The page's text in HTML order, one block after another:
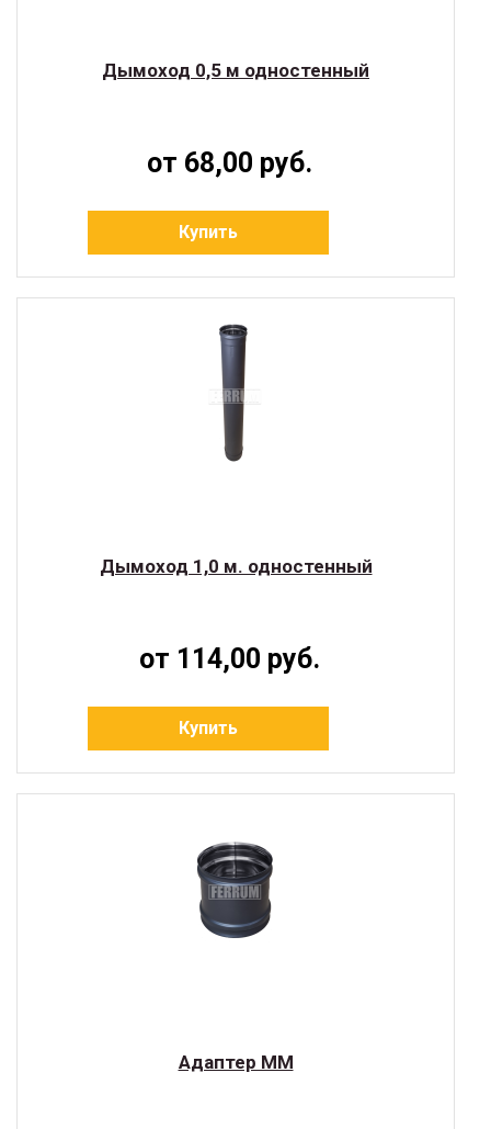
Дымоход 0,5 м одностенный
от 68,00 руб.
Купить
Дымоход 1,0 м. одностенный
от 114,00 руб.
Купить
Адаптер ММ